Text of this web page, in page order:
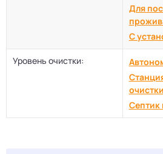
Для
С
Уровень очистки:
очистки
Септик